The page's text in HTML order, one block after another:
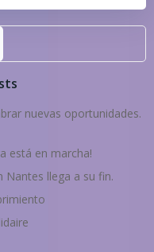
nuevas oportunidades.
está en marcha!
Nantes llega a su fin.